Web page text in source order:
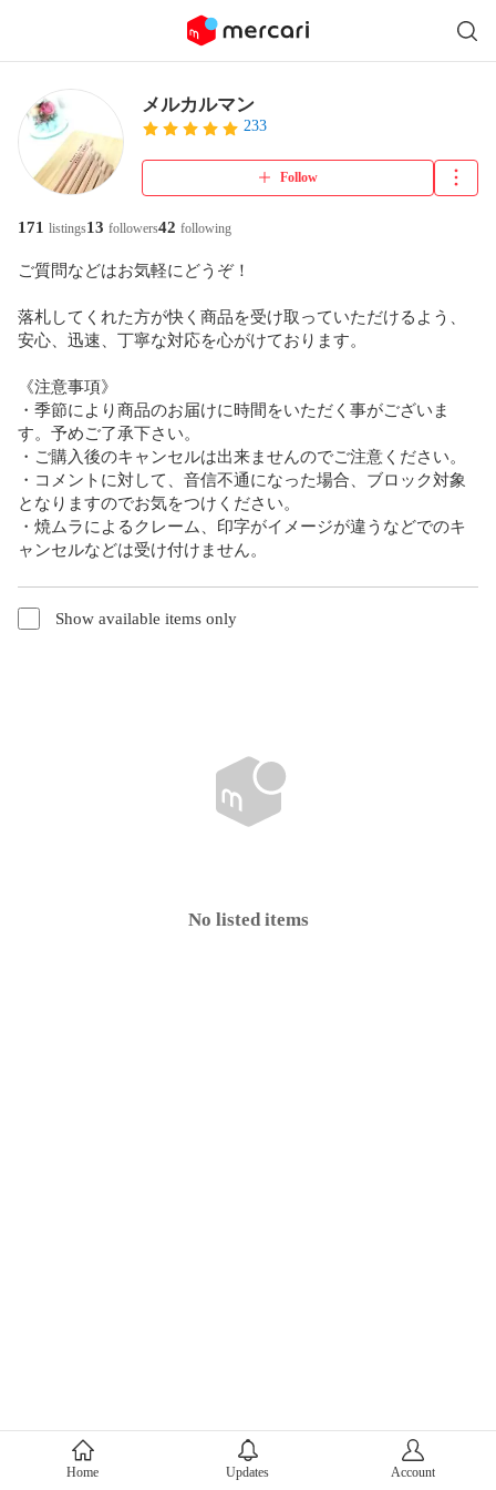
メルカルマン
233
Follow
171 listings13 followers42 following
ご質問などはお気軽にどうぞ！
落札してくれた方が快く商品を受け取っていただけるよう、
安心、迅速、丁寧な対応を心がけております。
《注意事項》
・季節により商品のお届けに時間をいただく事がございま
す。予めご了承下さい。
・ご購入後のキャンセルは出来ませんのでご注意ください。
・コメントに対して、音信不通になった場合、ブロック対象
となりますのでお気をつけください。
・焼ムラによるクレーム、印字がイメージが違うなどでのキ
ャンセルなどは受け付けません。
Show available items only
No listed items
About Mercari
Corporate Site
Home Updates Account